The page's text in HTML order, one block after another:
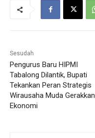
Sesudah
Pengurus Baru HIPMI
Tabalong Dilantik, Bupati
Tekankan Peran Strategis
Wirausaha Muda Gerakkan
Ekonomi